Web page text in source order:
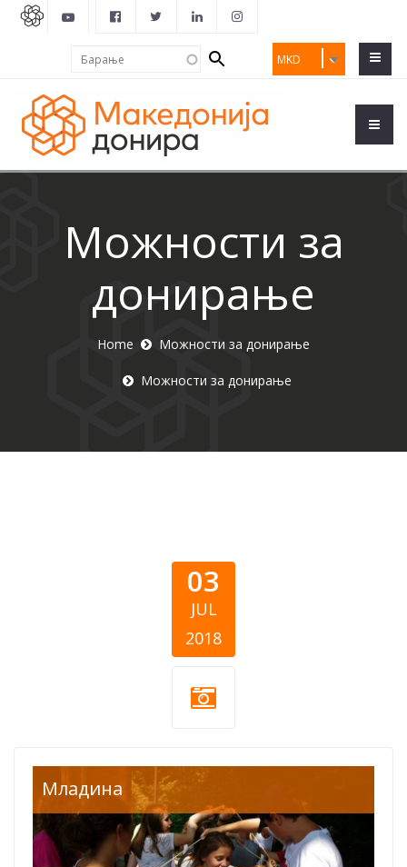
MKD
Search
form
Можности за
донирање
Home Можности за донирање
Можности за донирање
03
JUL
2018
TOKA-Summer-
Camp.jpeg
Mладина